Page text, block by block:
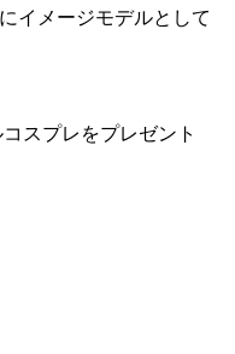
イメージモデルとして
スプレをプレゼント